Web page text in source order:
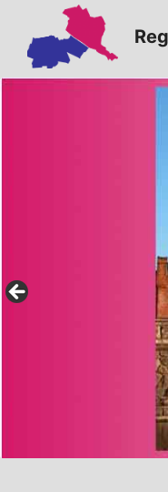
Inhalt
springen